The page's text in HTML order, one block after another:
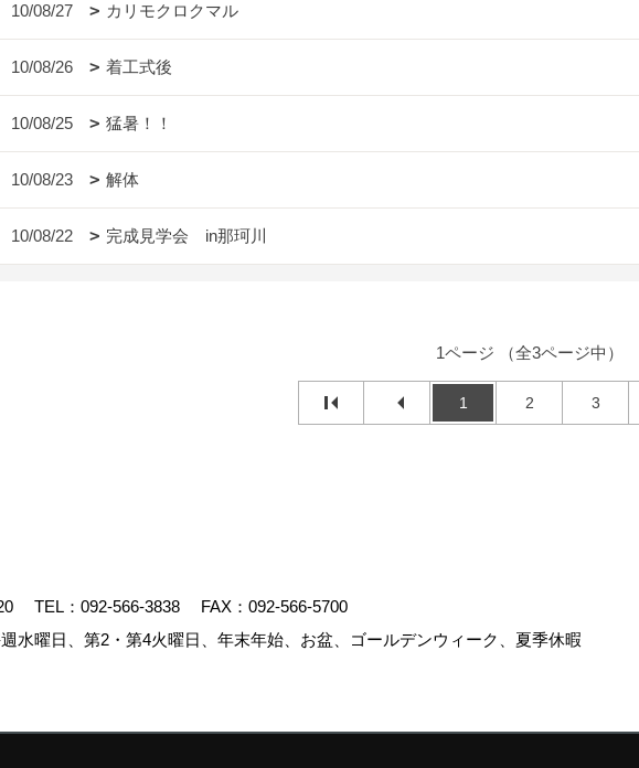
10/08/27 カリモクロクマル
10/08/26 着工式後
10/08/25 猛暑！！
10/08/23 解体
10/08/22 完成見学会 in那珂川
1ページ （全3ページ中）
1 2 3
TEL： 092-566-3838
FAX：092-566-5700
水曜日、第2・第4火曜日、年末年始、お盆、ゴールデンウィーク、夏季休暇
All Rights Reserved.